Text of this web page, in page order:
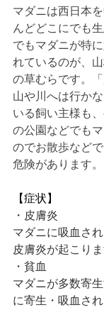
マダニは西日本
んどどこにでも
でもマダニが特
れているのが、
の草むらです。
山や川へは行か
いる飼い主様も
の公園などでも
のでお散歩など
危険があります。
【症状】
・皮膚炎
マダニに吸血さ
皮膚炎が起こりま
・貧血
マダニが多数寄
に寄生・吸血さ